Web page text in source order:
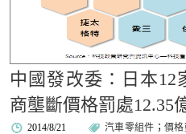
中國發改委：日本12
商壟斷價格罰處12.35
2014/8/21 汽車零組件 ； 價格